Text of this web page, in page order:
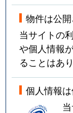
物件は公
当サイトの
や個人情報
ることはあ
個人情報